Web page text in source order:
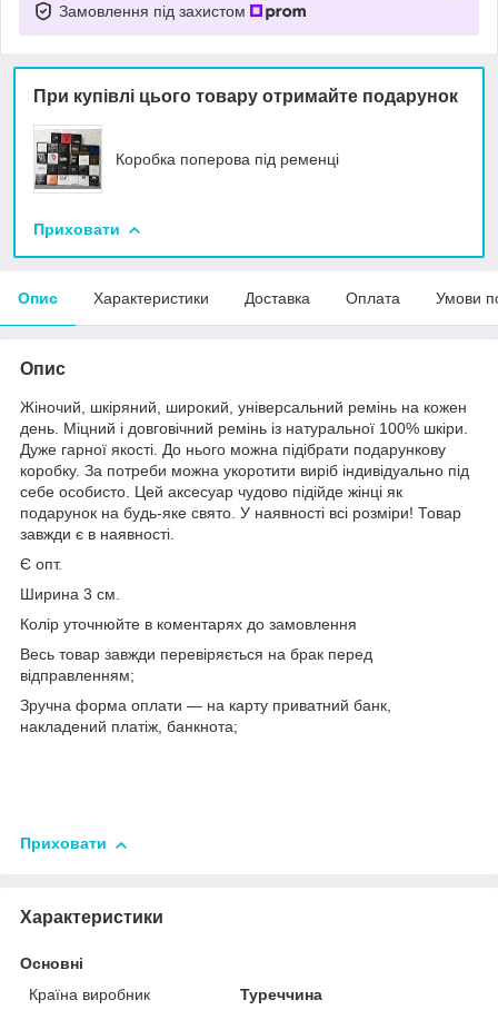
Замовлення під захистом
При купівлі цього товару отримайте подарунок
Коробка поперова під ременці
Приховати
Опис Характеристики Доставка Оплата Умови
Опис
Жіночий, шкіряний, широкий, універсальний ремінь на кожен
день. Міцний і довговічний ремінь із натуральної 100% шкіри.
Дуже гарної якості. До нього можна підібрати подарункову
коробку. За потреби можна укоротити виріб індивідуально під
себе особисто. Цей аксесуар чудово підійде жінці як
подарунок на будь-яке свято. У наявності всі розміри! Товар
завжди є в наявності.
Є опт.
Ширина 3 см.
Колір уточнюйте в коментарях до замовлення
Весь товар завжди перевіряється на брак перед
відправленням;
Зручна форма оплати — на карту приватний банк,
накладений платіж, банкнота;
Приховати
Характеристики
Основні
Країна виробник
Туреччина